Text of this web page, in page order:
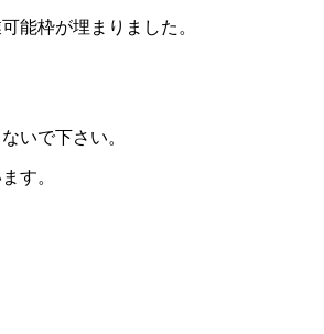
能枠が埋まりました。
いで下さい。
す。